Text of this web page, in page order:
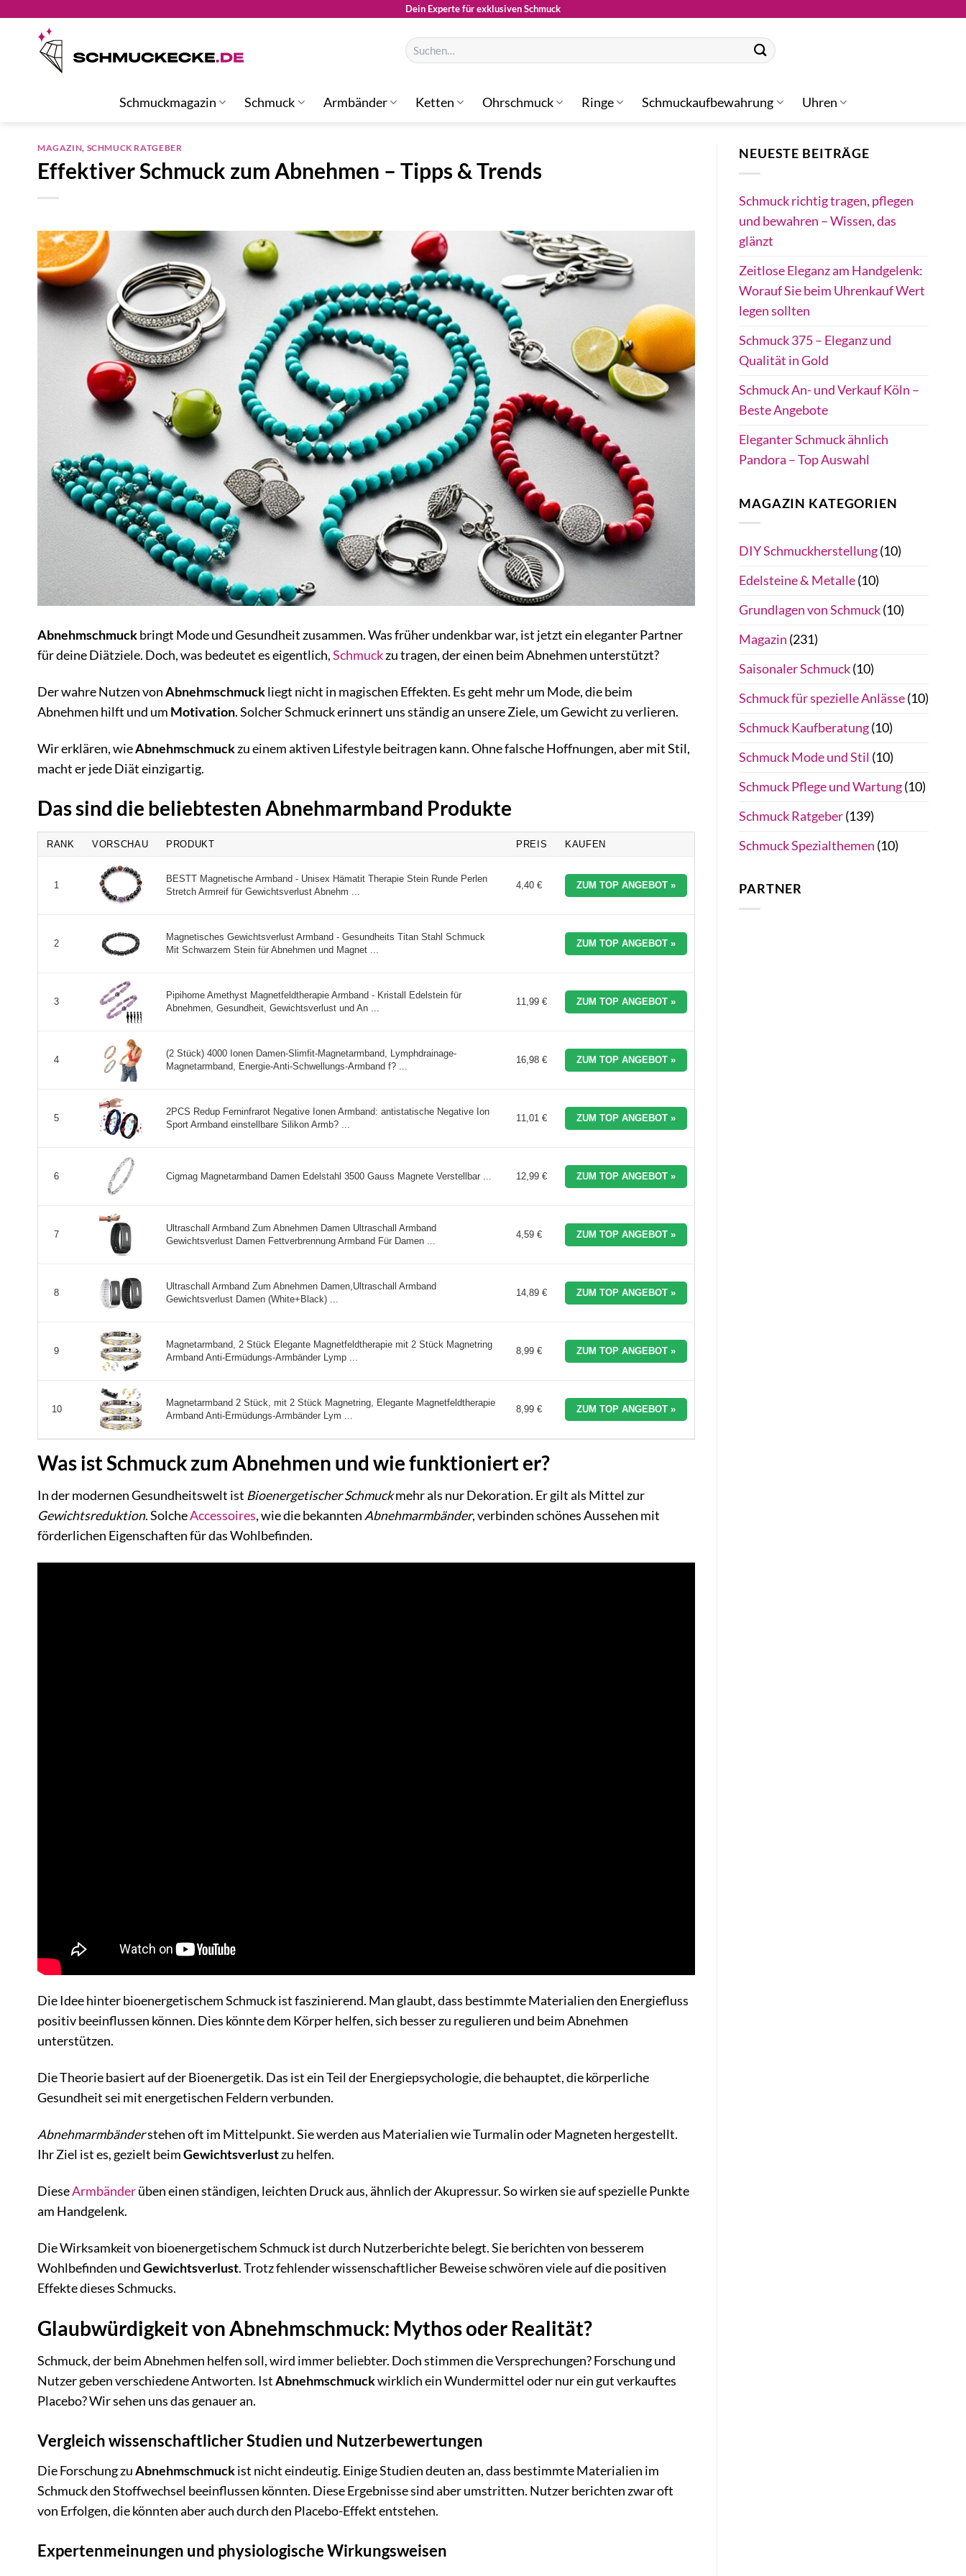
springen
Dein Experte für exklusiven Schmuck
Suchen
nach:
Schmuckmagazin Schmuck Armbänder Ketten Ohrschmuck Ringe Schmuckaufbewahrung Uhren
MAGAZIN, SCHMUCK RATGEBER
Effektiver Schmuck zum Abnehmen – Tipps & Trends
Abnehmschmuckbringt Mode und Gesundheit zusammen. Was früher undenkbar war, ist jetzt ein eleganter Partner
für deine Diätziele. Doch, was bedeutet es eigentlich,Schmuckzu tragen, der einen beim Abnehmen unterstützt?
Der wahre Nutzen vonAbnehmschmuckliegt nicht in magischen Effekten. Es geht mehr um Mode, die beim
Abnehmen hilft und um Motivation. Solcher Schmuck erinnert uns ständig an unsere Ziele, um Gewicht zu verlieren.
Wir erklären, wieAbnehmschmuckzu einem aktiven Lifestyle beitragen kann. Ohne falsche Hoffnungen, aber mit Stil,
macht er jede Diät einzigartig.
Das sind die beliebtesten Abnehmarmband Produkte
RANK VORSCHAU PRODUKT PREIS KAUFEN
1
BESTT Magnetische Armband - Unisex Hämatit Therapie Stein Runde Perlen
Stretch Armreif für Gewichtsverlust Abnehm ...
4,40 € ZUM TOP ANGEBOT »
2
Magnetisches Gewichtsverlust Armband - Gesundheits Titan Stahl Schmuck
Mit Schwarzem Stein für Abnehmen und Magnet ...
ZUM TOP ANGEBOT »
3
Pipihome Amethyst Magnetfeldtherapie Armband - Kristall Edelstein für
Abnehmen, Gesundheit, Gewichtsverlust und An ...
11,99 € ZUM TOP ANGEBOT »
4
(2 Stück) 4000 Ionen Damen-Slimfit-Magnetarmband, Lymphdrainage-
Magnetarmband, Energie-Anti-Schwellungs-Armband f? ...
16,98 € ZUM TOP ANGEBOT »
5
2PCS Redup Ferninfrarot Negative Ionen Armband: antistatische Negative Ion
Sport Armband einstellbare Silikon Armb? ...
11,01 € ZUM TOP ANGEBOT »
6 Cigmag Magnetarmband Damen Edelstahl 3500 Gauss Magnete Verstellbar ... 12,99 € ZUM TOP ANGEBOT »
7
Ultraschall Armband Zum Abnehmen Damen Ultraschall Armband
Gewichtsverlust Damen Fettverbrennung Armband Für Damen ...
4,59 € ZUM TOP ANGEBOT »
8
Ultraschall Armband Zum Abnehmen Damen,Ultraschall Armband
Gewichtsverlust Damen (White+Black) ...
14,89 € ZUM TOP ANGEBOT »
9
Magnetarmband, 2 Stück Elegante Magnetfeldtherapie mit 2 Stück Magnetring
Armband Anti-Ermüdungs-Armbänder Lymp ...
8,99 € ZUM TOP ANGEBOT »
10
Magnetarmband 2 Stück, mit 2 Stück Magnetring, Elegante Magnetfeldtherapie
Armband Anti-Ermüdungs-Armbänder Lym ...
8,99 € ZUM TOP ANGEBOT »
Was ist Schmuck zum Abnehmen und wie funktioniert er?
In der modernen Gesundheitswelt ist Bioenergetischer Schmuckmehr als nur Dekoration. Er gilt als Mittel zur
Gewichtsreduktion. SolcheAccessoires, wie die bekannten Abnehmarmbänder, verbinden schönes Aussehen mit
förderlichen Eigenschaften für das Wohlbefinden.
Die Idee hinter bioenergetischem Schmuck ist faszinierend. Man glaubt, dass bestimmte Materialien den Energiefluss
positiv beeinflussen können. Dies könnte dem Körper helfen, sich besser zu regulieren und beim Abnehmen
unterstützen.
Die Theorie basiert auf der Bioenergetik. Das ist ein Teil der Energiepsychologie, die behauptet, die körperliche
Gesundheit sei mit energetischen Feldern verbunden.
Abnehmarmbänderstehen oft im Mittelpunkt. Sie werden aus Materialien wie Turmalin oder Magneten hergestellt.
Ihr Ziel ist es, gezielt beimGewichtsverlustzu helfen.
DieseArmbänderüben einen ständigen, leichten Druck aus, ähnlich der Akupressur. So wirken sie auf spezielle Punkte
am Handgelenk.
Die Wirksamkeit von bioenergetischem Schmuck ist durch Nutzerberichte belegt. Sie berichten von besserem
Wohlbefinden undGewichtsverlust. Trotz fehlender wissenschaftlicher Beweise schwören viele auf die positiven
Effekte dieses Schmucks.
Glaubwürdigkeit von Abnehmschmuck: Mythos oder Realität?
Schmuck, der beim Abnehmen helfen soll, wird immer beliebter. Doch stimmen die Versprechungen? Forschung und
Nutzer geben verschiedene Antworten. IstAbnehmschmuckwirklich ein Wundermittel oder nur ein gut verkauftes
Placebo? Wir sehen uns das genauer an.
Vergleich wissenschaftlicher Studien und Nutzerbewertungen
Die Forschung zuAbnehmschmuckist nicht eindeutig. Einige Studien deuten an, dass bestimmte Materialien im
Schmuck den Stoffwechsel beeinflussen könnten. Diese Ergebnisse sind aber umstritten. Nutzer berichten zwar oft
von Erfolgen, die könnten aber auch durch den Placebo-Effekt entstehen.
Expertenmeinungen und physiologische Wirkungsweisen
NEUESTE BEITRÄGE
Schmuck richtig tragen, pflegen
und bewahren – Wissen, das
glänzt
Zeitlose Eleganz am Handgelenk:
Worauf Sie beim Uhrenkauf Wert
legen sollten
Schmuck 375 – Eleganz und
Qualität in Gold
Schmuck An- und Verkauf Köln –
Beste Angebote
Eleganter Schmuck ähnlich
Pandora – Top Auswahl
MAGAZIN KATEGORIEN
DIY Schmuckherstellung(10)
Edelsteine & Metalle(10)
Grundlagen von Schmuck(10)
Magazin (231)
Saisonaler Schmuck(10)
Schmuck für spezielle Anlässe(10)
Schmuck Kaufberatung(10)
Schmuck Mode und Stil (10)
Schmuck Pflege und Wartung(10)
Schmuck Ratgeber(139)
Schmuck Spezialthemen (10)
PARTNER